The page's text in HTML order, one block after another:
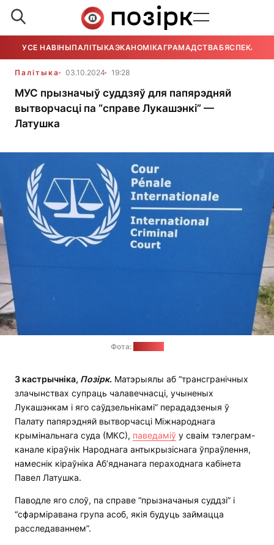
УСЕ НАВІНЫПАЛІТЫКАЭКАНОМІКАГРАМАДСТВАБЯСПЕКА
Палітыка 03.10.2024 19:28
МУС прызначыў суддзяў для папярэдняй
вытворчасці па “справе Лукашэнкі” —
Латушка
Фота:
3 кастрычніка, Позірк. Матэрыялы аб “трансгранічных
злачынствах супраць чалавечнасці, учыненых
Лукашэнкам і яго саўдзельнікамі” перададзеныя ў
Палату папярэдняй вытворчасці Міжнароднага
крымінальнага суда (МКС), паведаміў у сваім тэлеграм-
канале кіраўнік Народнага антыкрызіснага ўпраўлення,
намеснік кіраўніка Аб’яднанага пераходнага кабінета
Павел Латушка.
Паводле яго слоў, па справе “прызначаныя суддзі” і
“сфарміравана група асоб, якія будуць займацца
расследаваннем”.